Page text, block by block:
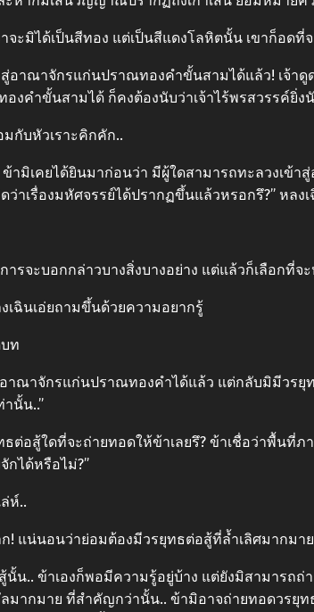
จะมิได้เป็นสีทอง แต่เป็นสีแดงโลหิตนั้น เขาก็อด
าสู่อาณาจักรแก่นปราณทองคำขั้นสามได้แล้ว! เจ้า
คำขั้นสามได้ ก็คงต้องนับว่าเจ้าไร้พรสวรรค์ยิ่ง
กับหัวเราะคิกคัก..
ข้ามิเคยได้ยินมาก่อนว่า มีผู้ใดสามารถทะลวงเ
ว่าเรื่องมหัศจรรย์ได้ปรากฏขึ้นแล้วหรอกรึ?” หล
รจะบอกกล่าวบางสิ่งบางอย่าง แต่แล้วก็เลือกที่จะ
งเฉินเอ่ยถามขึ้นด้วยความอยากรู้
ท
อาณาจักรแก่นปราณทองคำได้แล้ว แต่กลับมิมีวร
านั้น..”
ธต่อสู้ใดที่จะถ่ายทอดให้ข้าเลยรึ? ข้าเชื่อว่าพื้นที่
กได้หรือไม่?”
ห์..
ก! แน่นอนว่าย่อมต้องมีวรยุทธต่อสู้ที่ล้ำเลิศมากม
นั้น.. ข้าเองก็พอมีความรู้อยู่บ้าง แต่ยังมิสามารถ
มากมาย ที่สำคัญกว่านั้น.. ข้ามิอาจถ่ายทอดวรยุท